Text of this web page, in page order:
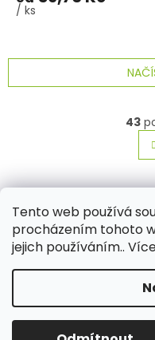
Tento web používá
procházením tohoto
jejich používáním..
/ ks
43
Z
Aktuality Kamenné